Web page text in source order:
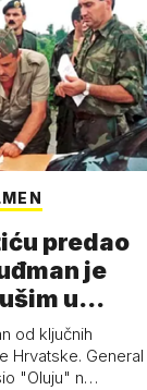
predao
je
u
od ključnih
Hrvatske. General
"Oluju" n…